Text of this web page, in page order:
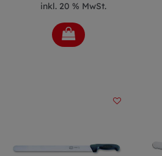
inkl. 20 % MwSt.